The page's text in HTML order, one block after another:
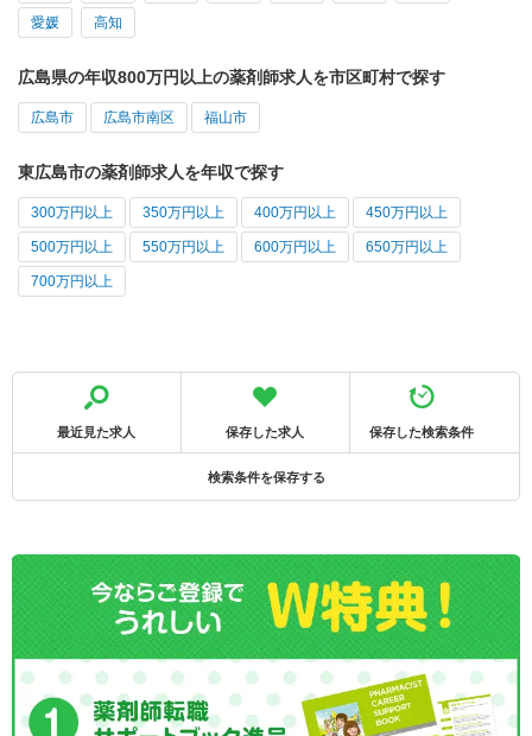
愛媛 高知
広島県の年収800万円以上の薬剤師求人を市区町村で探す
広島市 広島市南区 福山市
東広島市の薬剤師求人を年収で探す
300万円以上 350万円以上 400万円以上 450万円以上
500万円以上 550万円以上 600万円以上 650万円以上
700万円以上
最近見た求人 保存した求人 保存した検索条件
検索条件を保存する